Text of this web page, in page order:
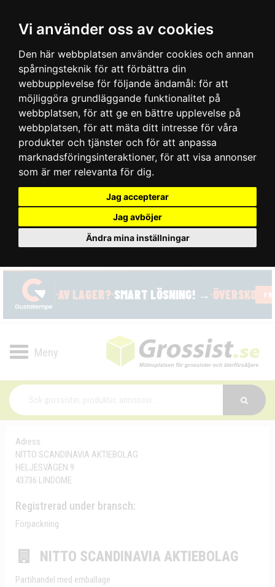
Vi använder oss av cookies
Den här webbplatsen använder cookies och annan
spårningsteknik för att förbättra din
webbupplevelse för följande ändamål: för att
möjliggöra grundläggande funktionalitet på
webbplatsen, för att ge en bättre upplevelse på
webbplatsen, för att mäta ditt intresse för våra
produkter och tjänster och för att anpassa
marknadsföringsinteraktioner, för att visa annonser
som är mer relevanta för dig.
Jag accepterar
Jag avböjer
Ändra mina inställningar
Toggle
Adress:
NITTO SCANDINAVIA AKTIEBOLAG
HELJESVÄGEN 9
43736 LINDOME
Registrerad under bransch:
Förpackning
NITTO SCANDINAVIA AKTIEBOLAG
Partihandel med emballage